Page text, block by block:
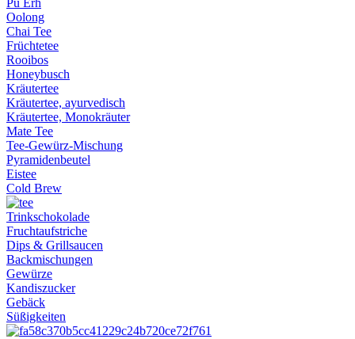
Pu Erh
Oolong
Chai Tee
Früchtetee
Rooibos
Honeybusch
Kräutertee
Kräutertee, ayurvedisch
Kräutertee, Monokräuter
Mate Tee
Tee-Gewürz-Mischung
Pyramidenbeutel
Eistee
Cold Brew
Trinkschokolade
Fruchtaufstriche
Dips & Grillsaucen
Backmischungen
Gewürze
Kandiszucker
Gebäck
Süßigkeiten